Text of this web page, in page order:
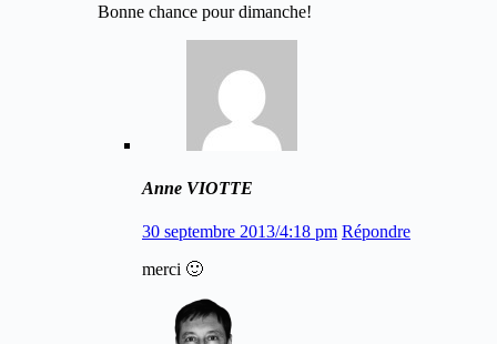
Bonne chance pour dimanche!
Anne VIOTTE
30 septembre 2013/4:18 pm Répondre
merci 🙂